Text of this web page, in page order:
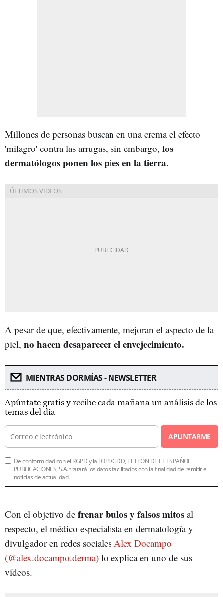
Millones de personas buscan en una crema el efecto
'milagro' contra las arrugas, sin embargo, los
dermatólogos ponen los pies en la tierra.
A pesar de que, efectivamente, mejoran el aspecto de la
piel, no hacen desaparecer el envejecimiento.
MIENTRAS DORMÍAS - NEWSLETTER
Apúntate gratis y recibe cada mañana un análisis de los
temas del día
APUNTARME
De conformidad con el RGPD y la LOPDGDD, EL LEÓN DE EL ESPAÑOL
PUBLICACIONES, S.A. tratará los datos facilitados con la finalidad de remitirle
noticias de actualidad.
Con el objetivo de frenar bulos y falsos mitos al
respecto, el médico especialista en dermatología y
divulgador en redes sociales Alex Docampo
(@alex.docampo.derma) lo explica en uno de sus
vídeos.